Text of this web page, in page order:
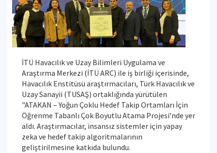
İTÜ Havacılık ve Uzay Bilimleri Uygulama ve
Araştırma Merkezi (İTÜ ARC) ile iş birliği içerisinde,
Havacılık Enstitüsü araştırmacıları, Türk Havacılık ve
Uzay Sanayii (TUSAŞ) ortaklığında yürütülen
"ATAKAN – Yoğun Çoklu Hedef Takip Ortamları İçin
Öğrenme Tabanlı Çok Boyutlu Atama Projesi’nde yer
aldı. Araştırmacılar, insansız sistemler için yapay
zeka ve hedef takip algoritmalarının
geliştirilmesine katkıda bulundu.